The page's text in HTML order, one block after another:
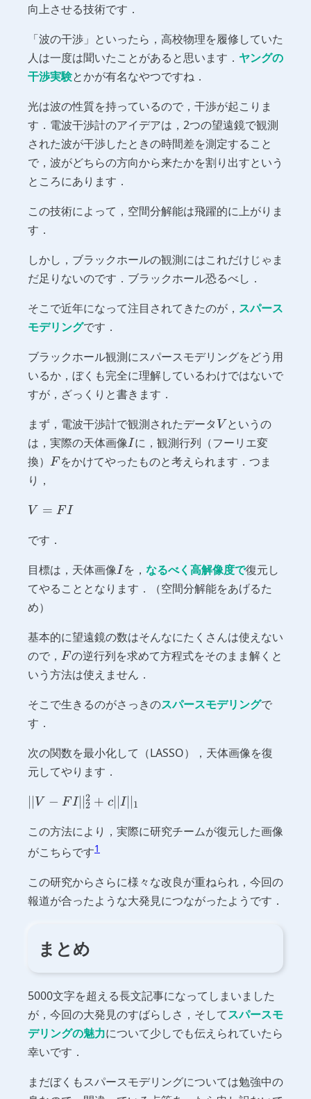
向上させる技術です．
「波の干渉」といったら，高校物理を履修していた
人は一度は聞いたことがあると思います． ヤングの
干渉実験とかが有名なやつですね．
光は波の性質を持っているので，干渉が起こりま
す．電波干渉計のアイデアは，2つの望遠鏡で観測
された波が干渉したときの時間差を測定すること
で，波がどちらの方向から来たかを割り出すという
ところにあります．
この技術によって，空間分解能は飛躍的に上がりま
す．
しかし，ブラックホールの観測にはこれだけじゃま
だ足りないのです．ブラックホール恐るべし．
そこで近年になって注目されてきたのが， スパース
モデリングです．
ブラックホール観測にスパースモデリングをどう用
いるか，ぼくも完全に理解しているわけではないで
すが，ざっくりと書きます．
まず，電波干渉計で観測されたデータV
V というの
は，実際の天体画像I
Iに，観測行列（フーリエ変
換） F
F をかけてやったものと考えられます．つま
り，
V
FI
V = FI
です．
目標は，天体画像I
Iを， なるべく高解像度で復元し
てやることとなります．（空間分解能をあげるた
め）
基本的に望遠鏡の数はそんなにたくさんは使えない
ので， F
F の逆行列を求めて方程式をそのまま解くと
いう方法は使えません．
そこで生きるのがさっきのスパースモデリングで
す．
次の関数を最小化して（LASSO），天体画像を復
元してやります．
||V -
+ c
||I||_1
∣∣ V − F I∣∣2
2 + c∣∣I∣∣1
この方法により，実際に研究チームが復元した画像
がこちらです1
この研究からさらに様々な改良が重ねられ，今回の
報道が合ったような大発見につながったようです．
まとめ
5000文字を超える長文記事になってしまいました
が，今回の大発見のすばらしさ，そしてスパースモ
デリングの魅力について少しでも伝えられていたら
幸いです．
まだぼくもスパースモデリングについては勉強中の